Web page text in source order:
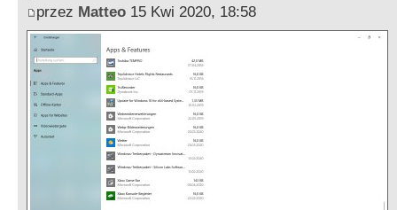
przez Matteo 15 Kwi 2020, 18:58